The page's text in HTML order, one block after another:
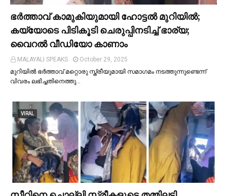
ഭര്‍ത്താവ് കാമുകിയുമായി ഹോട്ടല്‍ മുറിയില്‍;
കയ്യോടെ പിടികൂടി ചെരുപ്പിനടിച്ച്‌ ഭാര്യ;
വൈറൽ വീഡിയോ കാണാം
MALAYALI SPEAKS
October 29, 2025
മുറിയില്‍ ഭർത്താവ് മറ്റൊരു സ്ത്രീയുമായി സമാഗമം നടത്തുന്നുണ്ടെന്ന്
വിവരം ലഭിച്ചതിനെത്തു…
VIRAL